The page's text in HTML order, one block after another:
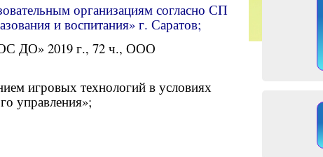
организациям согласно СП
и воспитания» г. Саратов;
ДО» 2019 г., 72 ч., ООО
игровых технологий в условиях
управления»;